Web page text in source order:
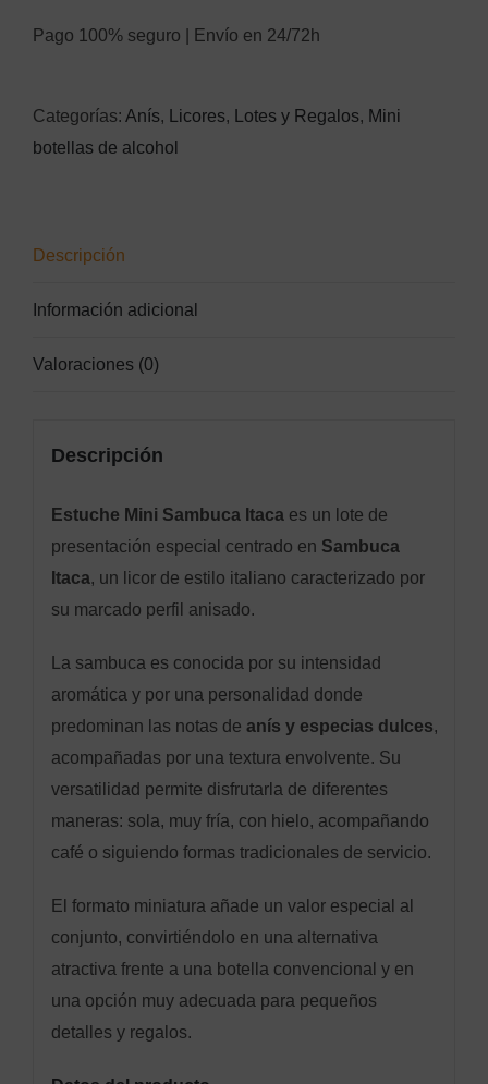
cantidad
Pago 100% seguro | Envío en 24/72h
Categorías: Anís, Licores, Lotes y Regalos, Mini
botellas de alcohol
Descripción
Información adicional
Valoraciones (0)
Descripción
Estuche Mini Sambuca Itacaes un lote de
presentación especial centrado en Sambuca
Itaca, un licor de estilo italiano caracterizado por
su marcado perfil anisado.
La sambuca es conocida por su intensidad
aromática y por una personalidad donde
predominan las notas de anís y especias dulces,
acompañadas por una textura envolvente. Su
versatilidad permite disfrutarla de diferentes
maneras: sola, muy fría, con hielo, acompañando
café o siguiendo formas tradicionales de servicio.
El formato miniatura añade un valor especial al
conjunto, convirtiéndolo en una alternativa
atractiva frente a una botella convencional y en
una opción muy adecuada para pequeños
detalles y regalos.